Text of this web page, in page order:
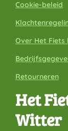
Cookie-beleid
Over Het Fiets
Retourneren
Het
Witter